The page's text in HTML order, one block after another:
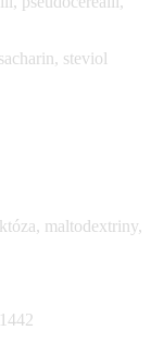
steviol
maltodextriny,